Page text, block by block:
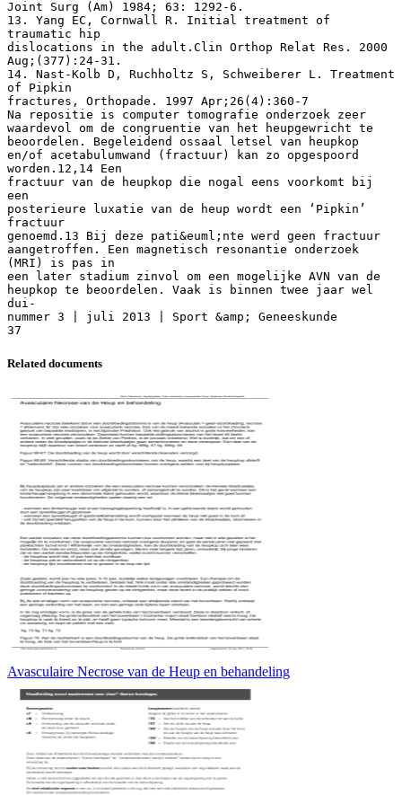
Related documents
Avasculaire Necrose van de Heup en behandeling